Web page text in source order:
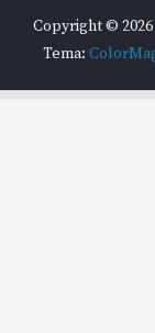
Copyright © 2026
Tema: